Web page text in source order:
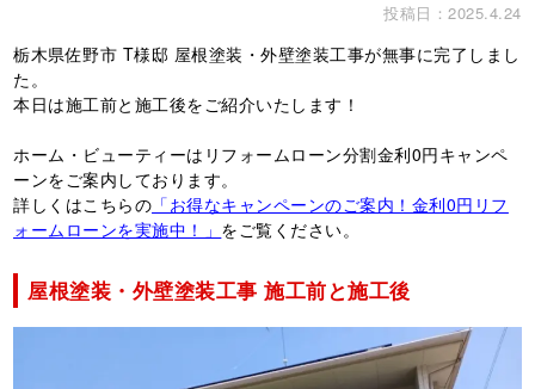
投稿日：2025.4.24
栃木県佐野市 T様邸 屋根塗装・外壁塗装工事が無事に完了しまし
た。
本日は施工前と施工後をご紹介いたします！
ホーム・ビューティーはリフォームローン分割金利0円キャンペ
ーンをご案内しております。
詳しくはこちらの 「お得なキャンペーンのご案内！金利0円リフ
ォームローンを実施中！」 をご覧ください。
屋根塗装・外壁塗装工事 施工前と施工後